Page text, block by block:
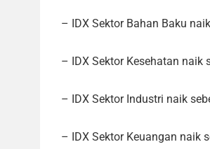
– IDX Sektor Bahan Baku
– IDX Sektor Kesehatan naik
– IDX Sektor Industri naik
– IDX Sektor Keuangan naik